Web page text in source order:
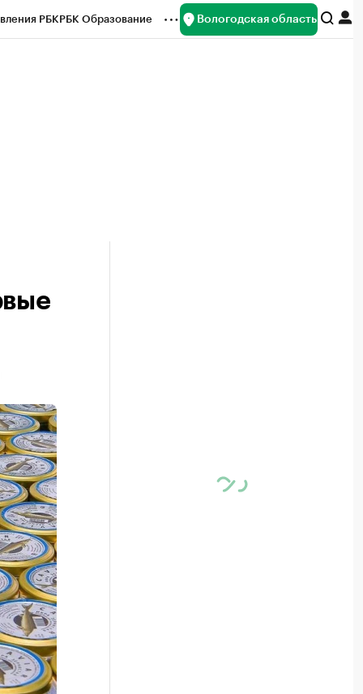
РБКРБК Образование Вологодская область